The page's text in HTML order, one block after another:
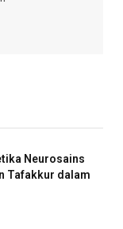
Neurosains
Tafakkur dalam